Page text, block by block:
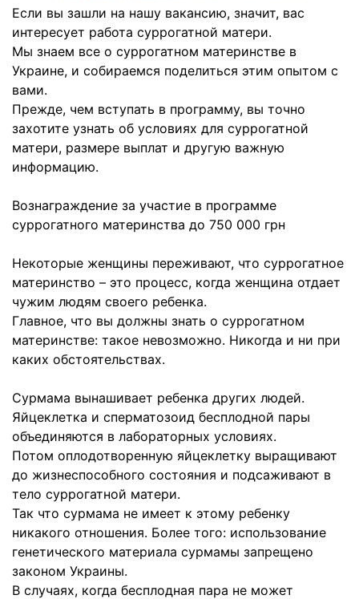
Если вы зашли на нашу вакансию, значит, вас
интересует работа суррогатной матери.
Мы знаем все о суррогатном материнстве в
Украине, и собираемся поделиться этим опытом с
вами.
Прежде, чем вступать в программу, вы точно
захотите узнать об условиях для суррогатной
матери, размере выплат и другую важную
информацию.
Вознаграждение за участие в программе
суррогатного материнства до 750 000 грн
Некоторые женщины переживают, что суррогатное
материнство – это процесс, когда женщина отдает
чужим людям своего ребенка.
Главное, что вы должны знать о суррогатном
материнстве: такое невозможно. Никогда и ни при
каких обстоятельствах.
Сурмама вынашивает ребенка других людей.
Яйцеклетка и сперматозоид бесплодной пары
объединяются в лабораторных условиях.
Потом оплодотворенную яйцеклетку выращивают
до жизнеспособного состояния и подсаживают в
тело суррогатной матери.
Так что сурмама не имеет к этому ребенку
никакого отношения. Более того: использование
генетического материала сурмамы запрещено
законом Украины.
В случаях, когда бесплодная пара не может